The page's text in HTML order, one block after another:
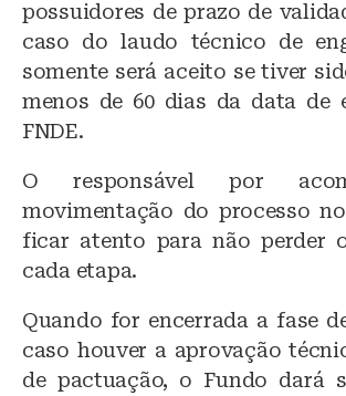
possuidores de prazo de
caso do laudo técnico de
somente será aceito se tiver
menos de 60 dias da data de
FNDE.
O responsável por
movimentação do processo
ficar atento para não perder
cada etapa.
Quando for encerrada a fase
caso houver a aprovação
de pactuação, o Fundo dará